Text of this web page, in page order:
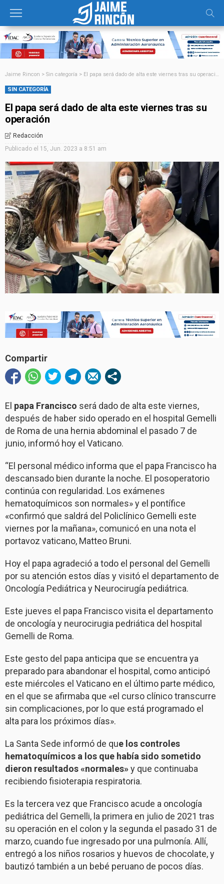
Jaime Rincon > Sin categoría > El papa será dado de alta este viernes tras su operación
SIN CATEGORÍA
El papa será dado de alta este viernes tras su
operación
Redacción
Publicado el 15, Jun. 2023 a 8:51 am
Compartir
El papa Francisco será dado de alta este viernes,
después de haber sido operado en el hospital Gemelli
de Roma de una hernia abdominal el pasado 7 de
junio, informó hoy el Vaticano.
“El personal médico informa que el papa Francisco ha
descansado bien durante la noche. El posoperatorio
continúa con regularidad. Los exámenes
hematoquímicos son normales» y el pontífice
«confirmó que saldrá del Policlínico Gemelli este
viernes por la mañana», comunicó en una nota el
portavoz vaticano, Matteo Bruni.
Hoy el papa agradeció a todo el personal del Gemelli
por su atención estos días y visitó el departamento de
Oncología Pediátrica y Neurocirugía pediátrica.
Este jueves el papa Francisco visita el departamento
de oncología y neurocirugia pedriática del hospital
Gemelli de Roma.
Este gesto del papa anticipa que se encuentra ya
preparado para abandonar el hospital, como anticipó
este miércoles el Vaticano en el último parte médico,
en el que se afirmaba que «el curso clínico transcurre
sin complicaciones, por lo que está programado el
alta para los próximos días».
La Santa Sede informó de que los controles
hematoquímicos a los que había sido sometido
dieron resultados «normales»y que continuaba
recibiendo fisioterapia respiratoria.
Es la tercera vez que Francisco acude a oncología
pediátrica del Gemelli, la primera en julio de 2021 tras
su operación en el colon y la segunda el pasado 31 de
marzo, cuando fue ingresado por una pulmonía. Allí,
entregó a los niños rosarios y huevos de chocolate, y
bautizó también a un bebé peruano de pocos días.